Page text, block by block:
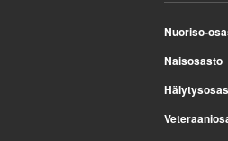
Nuoriso-
Naisosasto